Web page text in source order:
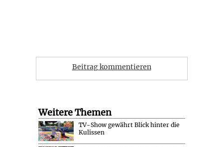
Beitrag kommentieren
Weitere Themen
TV-Show gewährt Blick hinter die
Kulissen